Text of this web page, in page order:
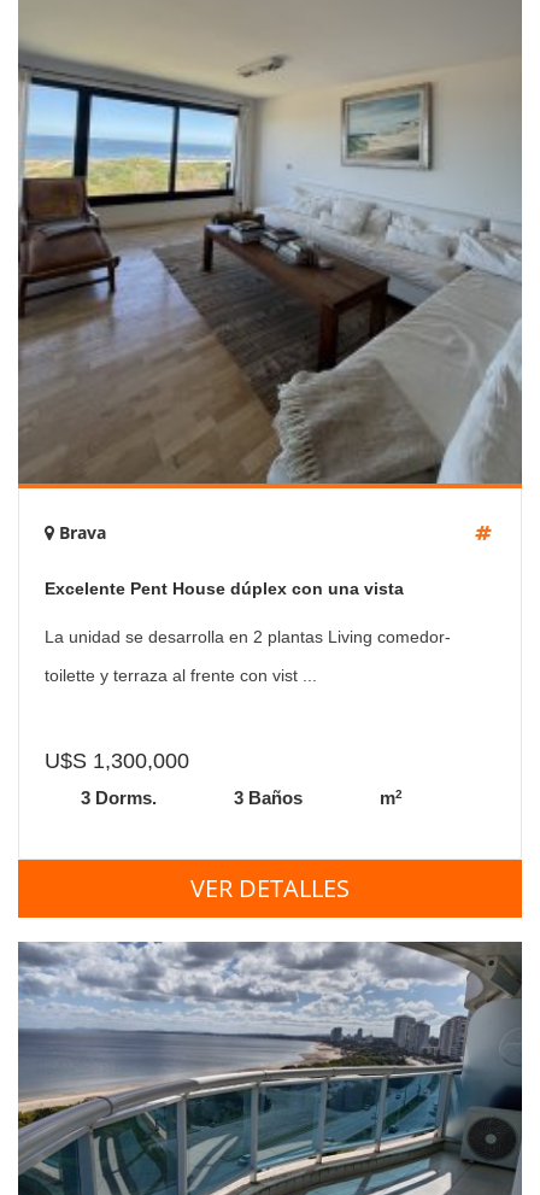
Brava
Excelente Pent House dúplex con una vista
extraordinaria al Océano Atlántico
La unidad se desarrolla en 2 plantas Living comedor-
toilette y terraza al frente con vist ...
U$S 1,300,000
3 Dorms. 3 Baños m2
VER DETALLES